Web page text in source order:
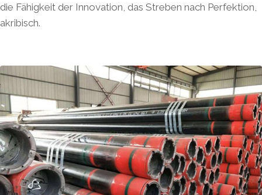
die Fähigkeit der Innovation, das Streben nach Perfektion,
akribisch.